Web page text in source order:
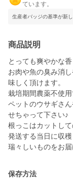
ています。
生産者バッジの基準が新し
商品説明
とっても爽やかな
お肉や魚の臭み消
味しく頂けます。
栽培期間農薬不使
ペットのウサギさ
せちゃって下さい♪
根っこはカットして
発送する当日に収
保存方法